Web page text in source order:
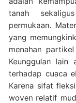
tanah
permukaan.
yang
menahan
Keunggulan lain
terhadap cuaca
Karena sifat
woven relatif